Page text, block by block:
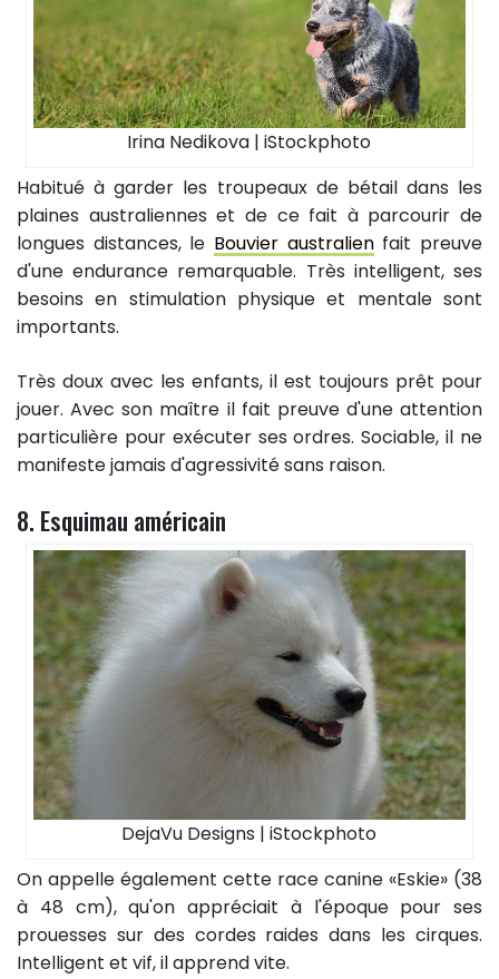
Irina Nedikova | iStockphoto
Habitué à garder les troupeaux de bétail dans les
plaines australiennes et de ce fait à parcourir de
longues distances, le Bouvier australienfait preuve
d'une endurance remarquable. Très intelligent, ses
besoins en stimulation physique et mentale sont
importants.
Très doux avec les enfants, il est toujours prêt pour
jouer. Avec son maître il fait preuve d'une attention
particulière pour exécuter ses ordres. Sociable, il ne
manifeste jamais d'agressivité sans raison.
8. Esquimau américain
DejaVu Designs | iStockphoto
On appelle également cette race canine «Eskie» (38
à 48 cm), qu'on appréciait à l'époque pour ses
prouesses sur des cordes raides dans les cirques.
Intelligent et vif, il apprend vite.